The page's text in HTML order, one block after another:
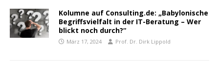
Kolumne auf Consulting.de: „Babylonische
Begriffsvielfalt in der IT-Beratung – Wer
blickt noch durch?“
März 17, 2024 Prof. Dr. Dirk Lippold